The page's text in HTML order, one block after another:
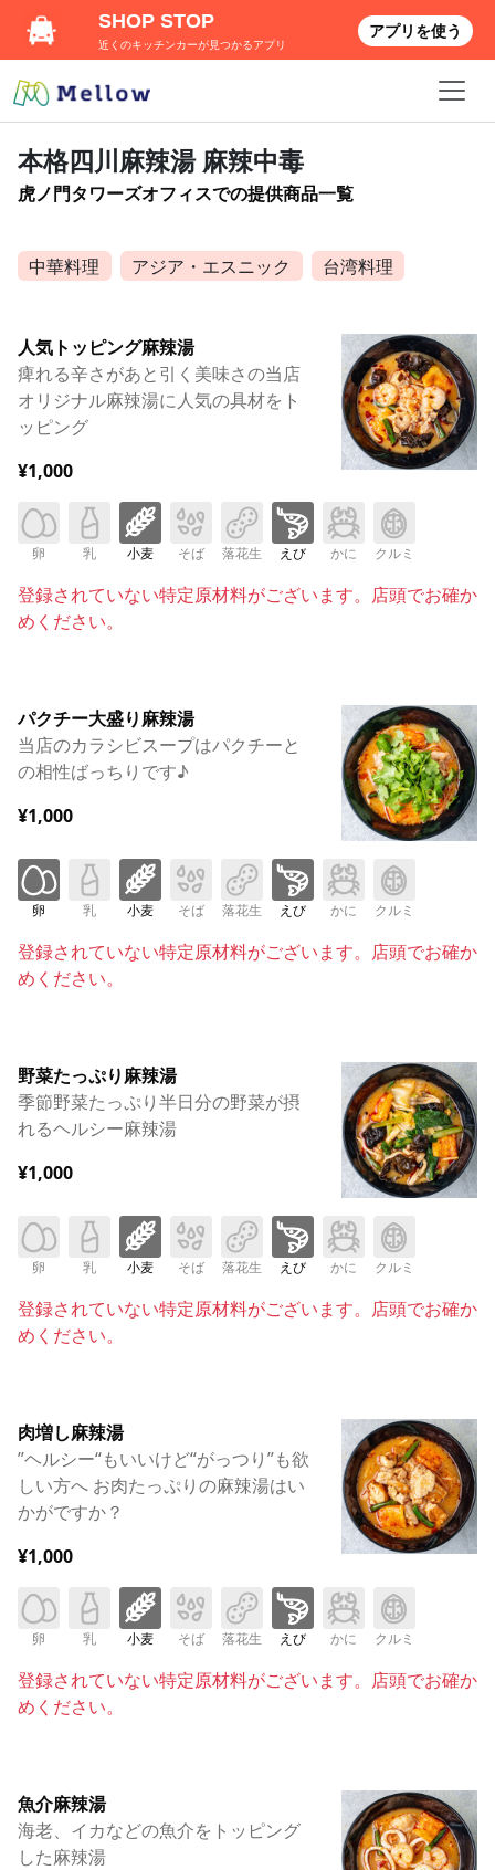
本格四川麻辣湯 麻辣中毒
虎ノ門タワーズオフィスでの提供商品一覧
中華料理 アジア・エスニック 台湾料理
人気トッピング麻辣湯
痺れる辛さがあと引く美味さの当店
オリジナル麻辣湯に人気の具材をト
ッピング
¥1,000
卵 乳 小麦 そば 落花生 えび かに クルミ
登録されていない特定原材料がございます。店頭でお確か
めください。
パクチー大盛り麻辣湯
当店のカラシビスープはパクチーと
の相性ばっちりです♪
¥1,000
卵 乳 小麦 そば 落花生 えび かに クルミ
登録されていない特定原材料がございます。店頭でお確か
めください。
野菜たっぷり麻辣湯
季節野菜たっぷり半日分の野菜が摂
れるヘルシー麻辣湯
¥1,000
卵 乳 小麦 そば 落花生 えび かに クルミ
登録されていない特定原材料がございます。店頭でお確か
めください。
肉増し麻辣湯
”ヘルシー“もいいけど“がっつり”も欲
しい方へ お肉たっぷりの麻辣湯はい
かがですか？
¥1,000
卵 乳 小麦 そば 落花生 えび かに クルミ
登録されていない特定原材料がございます。店頭でお確か
めください。
魚介麻辣湯
海老、イカなどの魚介をトッピング
した麻辣湯
SHOP STOP
近くのキッチンカーが見つかるアプリ
アプリを使う